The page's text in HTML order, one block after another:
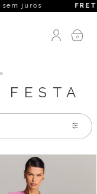
jurosFRETE
0